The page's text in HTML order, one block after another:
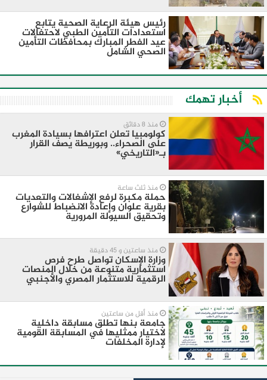
رئيس هيئة الرعاية الصحية يتابع
استعدادات التأمين الطبي لاحتفالات
عيد الفطر المبارك بمحافظات التأمين
الصحي الشامل
أخبار تهمك
منذ 8 دقائق
كولومبيا تعلن اعترافها بسيادة المغرب
على الصحراء.. وبوريطة يصف القرار
بـ«التاريخي»
منذ ثلث ساعة
حملة مكبرة لرفع الإشغالات والتعديات
بقرية علوان وإعادة الانضباط للشوارع
وتحقيق السيولة المرورية
منذ ساعتين و 45 دقيقة
وزارة الإسكان تواصل طرح فرص
استثمارية متنوعة من خلال المنصات
الرقمية للاستثمار المصري والأجنبي
منذ أقل من ساعتين
جامعة بنها تطلق مسابقة داخلية
لاختيار ممثليها في المسابقة القومية
لإدارة المخلفات